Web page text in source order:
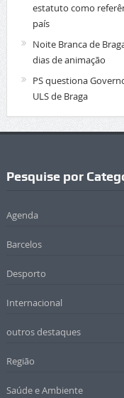
estatuto como
país
Noite Branca de
dias de animação
PS questiona
ULS de Braga
Pesquise por
Agenda
Barcelos
Desporto
Internacional
outros destaques
Região
Saúde e Ambiente